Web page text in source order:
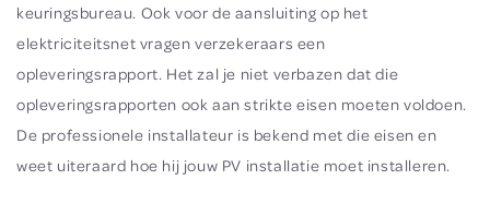
keuringsbureau. Ook voor de aansluiting op het
elektriciteitsnet vragen verzekeraars een
opleveringsrapport. Het zal je niet verbazen dat die
opleveringsrapporten ook aan strikte eisen moeten voldoen.
De professionele installateur is bekend met die eisen en
weet uiteraard hoe hij jouw PV installatie moet installeren.